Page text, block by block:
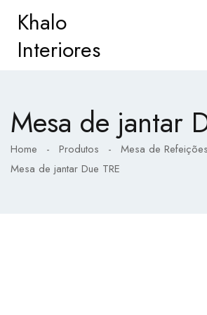
Khalo
Interiores
Mesa de jantar
Home - Produtos - Mesa de Refeições
Mesa de jantar Due TRE